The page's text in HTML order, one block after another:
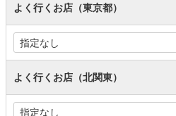
よく行くお店（東京都）
よく行くお店（北関東）